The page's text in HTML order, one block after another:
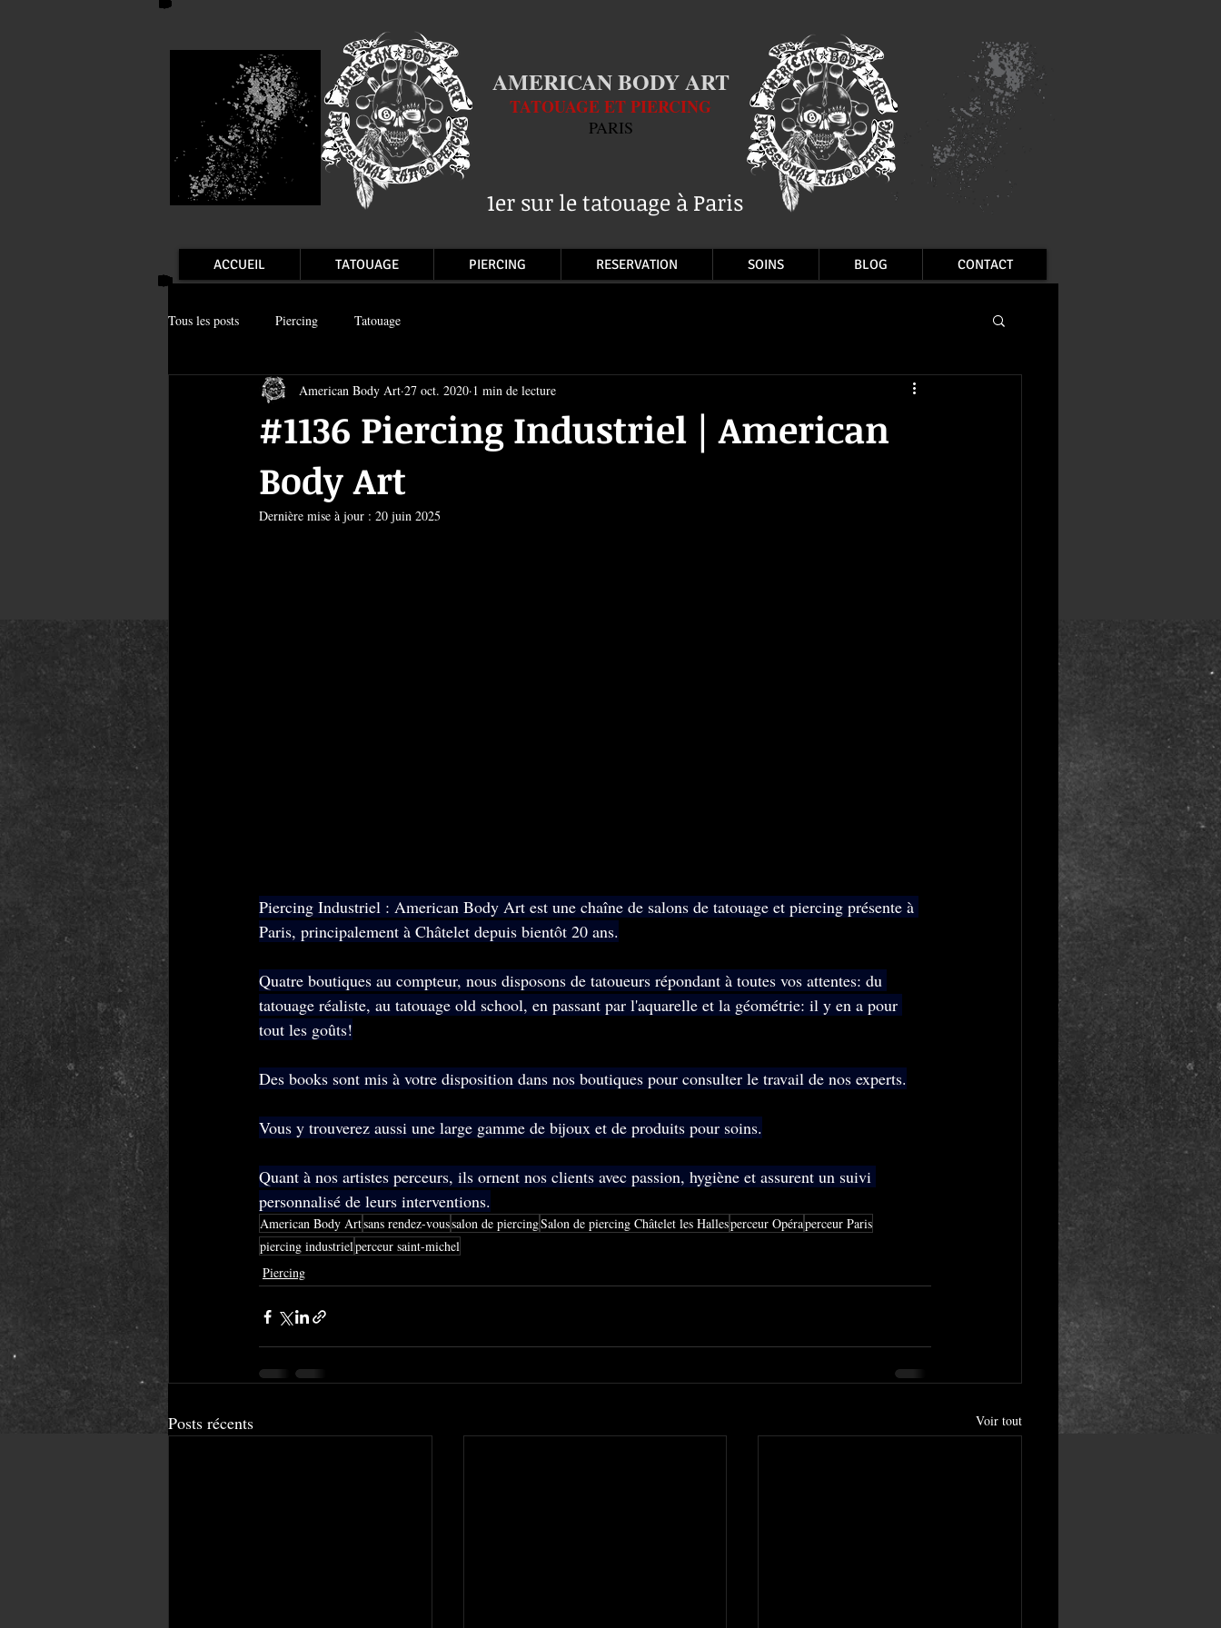
AMERICAN BODY ART
TATOUAGE ET PIERCING
PARIS
1er sur le tatouage à Paris
ACCUEIL TATOUAGE PIERCING RESERVATION SOINS BLOG CONTACT
Tous les posts Piercing Tatouage
#1136 Piercing Industriel | American
Body Art
American Body Art 27 oct. 2020 1 min de lecture
Dernière mise à jour : 20 juin 2025
Piercing Industriel : American Body Art est une chaîne de salons de tatouage et piercing présente à
Paris, principalement à Châtelet depuis bientôt 20 ans.
Quatre boutiques au compteur, nous disposons de tatoueurs répondant à toutes vos attentes: du
tatouage réaliste, au tatouage old school, en passant par l'aquarelle et la géométrie: il y en a pour
tout les goûts!
Des books sont mis à votre disposition dans nos boutiques pour consulter le travail de nos experts.
Vous y trouverez aussi une large gamme de bijoux et de produits pour soins.
Quant à nos artistes perceurs, ils ornent nos clients avec passion, hygiène et assurent un suivi
personnalisé de leurs interventions.
American Body Artsans rendez-voussalon de piercingSalon de piercing Châtelet les Hallesperceur Opéraperceur Paris
piercing industrielperceur saint-michel
Piercing
Posts récents Voir tout